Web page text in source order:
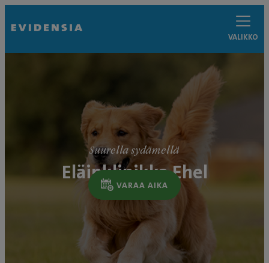
VALIKKO
Eläinklinikka Ehel
Suurella sydämellä
VARAA AIKA